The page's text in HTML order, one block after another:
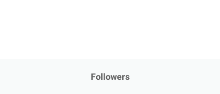
Followers